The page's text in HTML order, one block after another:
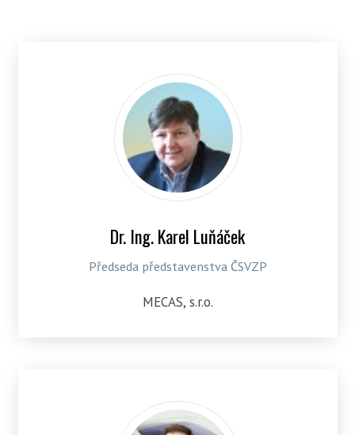
Dr. Ing. Karel Luňáček
Předseda představenstva ČSVZP
MECAS, s.r.o.